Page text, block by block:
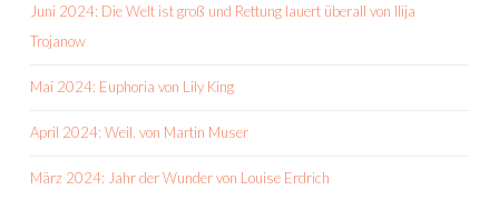
Juni 2024: Die Welt ist groß und Rettung lauert überall von Ilija
Trojanow
Mai 2024: Euphoria von Lily King
April 2024: Weil. von Martin Muser
März 2024: Jahr der Wunder von Louise Erdrich